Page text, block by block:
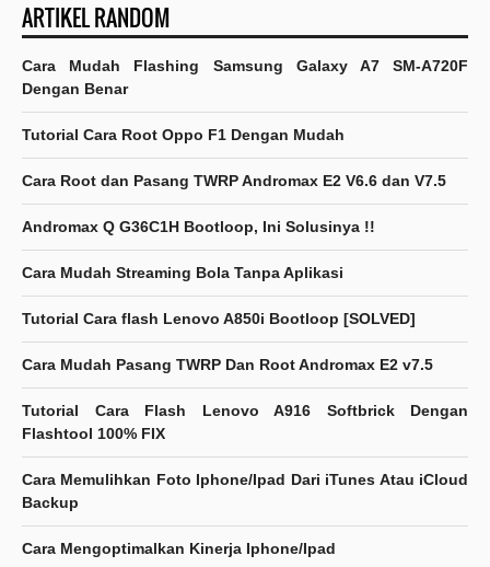
ARTIKEL RANDOM
Cara Mudah Flashing Samsung Galaxy A7 SM-A720F
Dengan Benar
Tutorial Cara Root Oppo F1 Dengan Mudah
Cara Root dan Pasang TWRP Andromax E2 V6.6 dan V7.5
Andromax Q G36C1H Bootloop, Ini Solusinya !!
Cara Mudah Streaming Bola Tanpa Aplikasi
Tutorial Cara flash Lenovo A850i Bootloop [SOLVED]
Cara Mudah Pasang TWRP Dan Root Andromax E2 v7.5
Tutorial Cara Flash Lenovo A916 Softbrick Dengan
Flashtool 100% FIX
Cara Memulihkan Foto Iphone/Ipad Dari iTunes Atau iCloud
Backup
Cara Mengoptimalkan Kinerja Iphone/Ipad